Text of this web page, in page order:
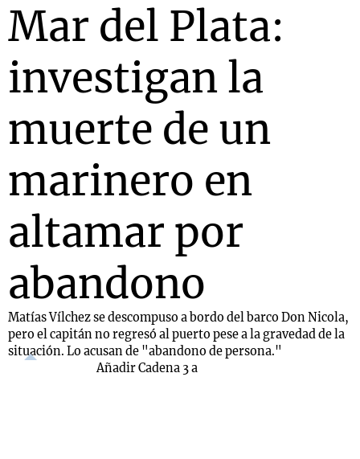
Mar del Plata:
investigan la
muerte de un
marinero en
altamar por
abandono
Matías Vílchez se descompuso a bordo del barco Don Nicola,
pero el capitán no regresó al puerto pese a la gravedad de la
situación. Lo acusan de "abandono de persona."
Añadir Cadena 3 a